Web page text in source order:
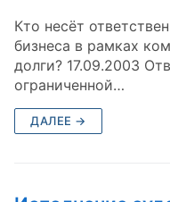
Кто несёт
бизнеса в рамках
долги? 17.09.2003
ограниченной…
ДАЛЕЕ →